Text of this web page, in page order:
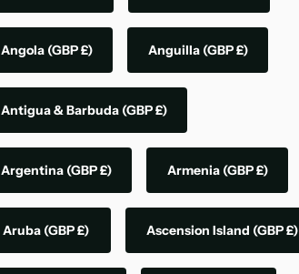
Angola (GBP £) Anguilla (GBP £)
Antigua & Barbuda (GBP £)
Argentina (GBP £) Armenia (GBP £)
Aruba (GBP £) Ascension Island (GBP £)